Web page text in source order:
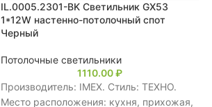
IL.0005.2301-BK Светильник GX53
1*12W настенно-потолочный спот
Черный
Потолочные светильники
1110.00₽
Производитель: IMEX. Стиль: ТЕХНО.
Место расположения: кухня, прихожая,